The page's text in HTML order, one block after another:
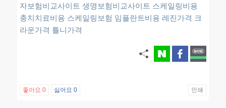
자보험비교사이트 생명보험비교사이트 스케일링비용
충치치료비용 스케일링보험 임플란트비용 레진가격 크
라운가격 틀니가격
좋아요 0 싫어요 0 인쇄